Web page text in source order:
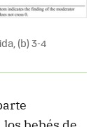
(b) 3-4